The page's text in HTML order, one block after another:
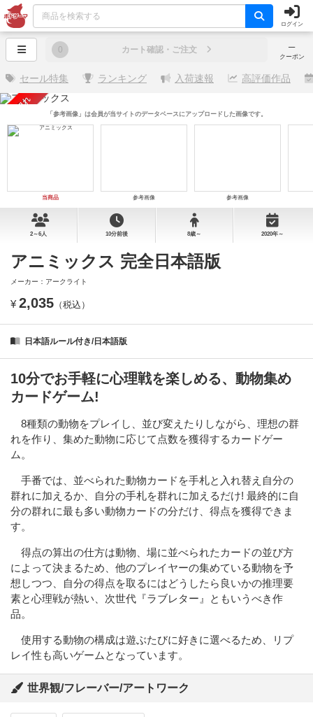
ログイン
─
クーポン
0 カート確認・ご注文
セール特集 ランキング 入荷速報 高評価作品
売り切れ
当商品 参考画像 参考画像
「参考画像」は会員が当サイトのデータベースにアップロードした画像です。
2～6人 10分前後 8歳～ 2020年～
アニミックス 完全日本語版
メーカー：アークライト
¥ 2,035 （税込）
日本語ルール付き/日本語版
10分でお手軽に心理戦を楽しめる、動物集め
カードゲーム!
8種類の動物をプレイし、並び変えたりしながら、理想の群
れを作り、集めた動物に応じて点数を獲得するカードゲー
ム。
手番では、並べられた動物カードを手札と入れ替え自分の
群れに加えるか、自分の手札を群れに加えるだけ! 最終的に自
分の群れに最も多い動物カードの分だけ、得点を獲得できま
す。
得点の算出の仕方は動物、場に並べられたカードの並び方
によって決まるため、他のプレイヤーの集めている動物を予
想しつつ、自分の得点を取るにはどうしたら良いかの推理要
素と心理戦が熱い、次世代『ラブレター』ともいうべき作
品。
使用する動物の構成は遊ぶたびに好きに選べるため、リプ
レイ性も高いゲームとなっています。
世界観/フレーバー/アートワーク